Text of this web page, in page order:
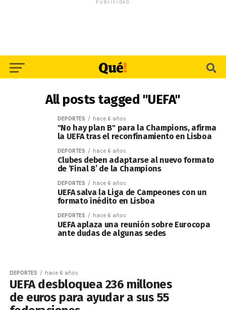
PUBLICIDAD
All posts tagged "UEFA"
DEPORTES hace 6 años
"No hay plan B" para la Champions, afirma
la UEFA tras el reconfinamiento en Lisboa
DEPORTES hace 6 años
Clubes deben adaptarse al nuevo formato
de ‘Final 8’ de la Champions
DEPORTES hace 6 años
UEFA salva la Liga de Campeones con un
formato inédito en Lisboa
DEPORTES hace 6 años
UEFA aplaza una reunión sobre Eurocopa
ante dudas de algunas sedes
DEPORTES hace 6 años
UEFA desbloquea 236 millones
de euros para ayudar a sus 55